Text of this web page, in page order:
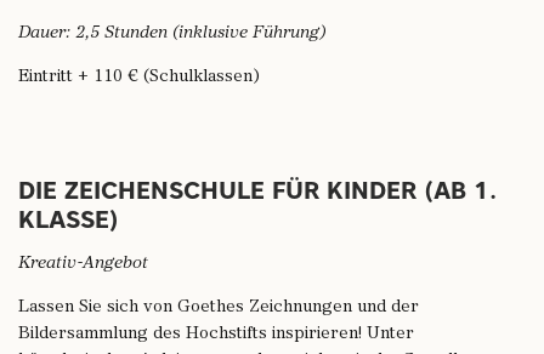
Dauer: 2,5 Stunden (inklusive Führung)
Eintritt + 110 € (Schulklassen)
DIE ZEICHENSCHULE FÜR KINDER (AB 1.
KLASSE)
Kreativ-Angebot
Lassen Sie sich von Goethes Zeichnungen und der
Bildersammlung des Hochstifts inspirieren! Unter